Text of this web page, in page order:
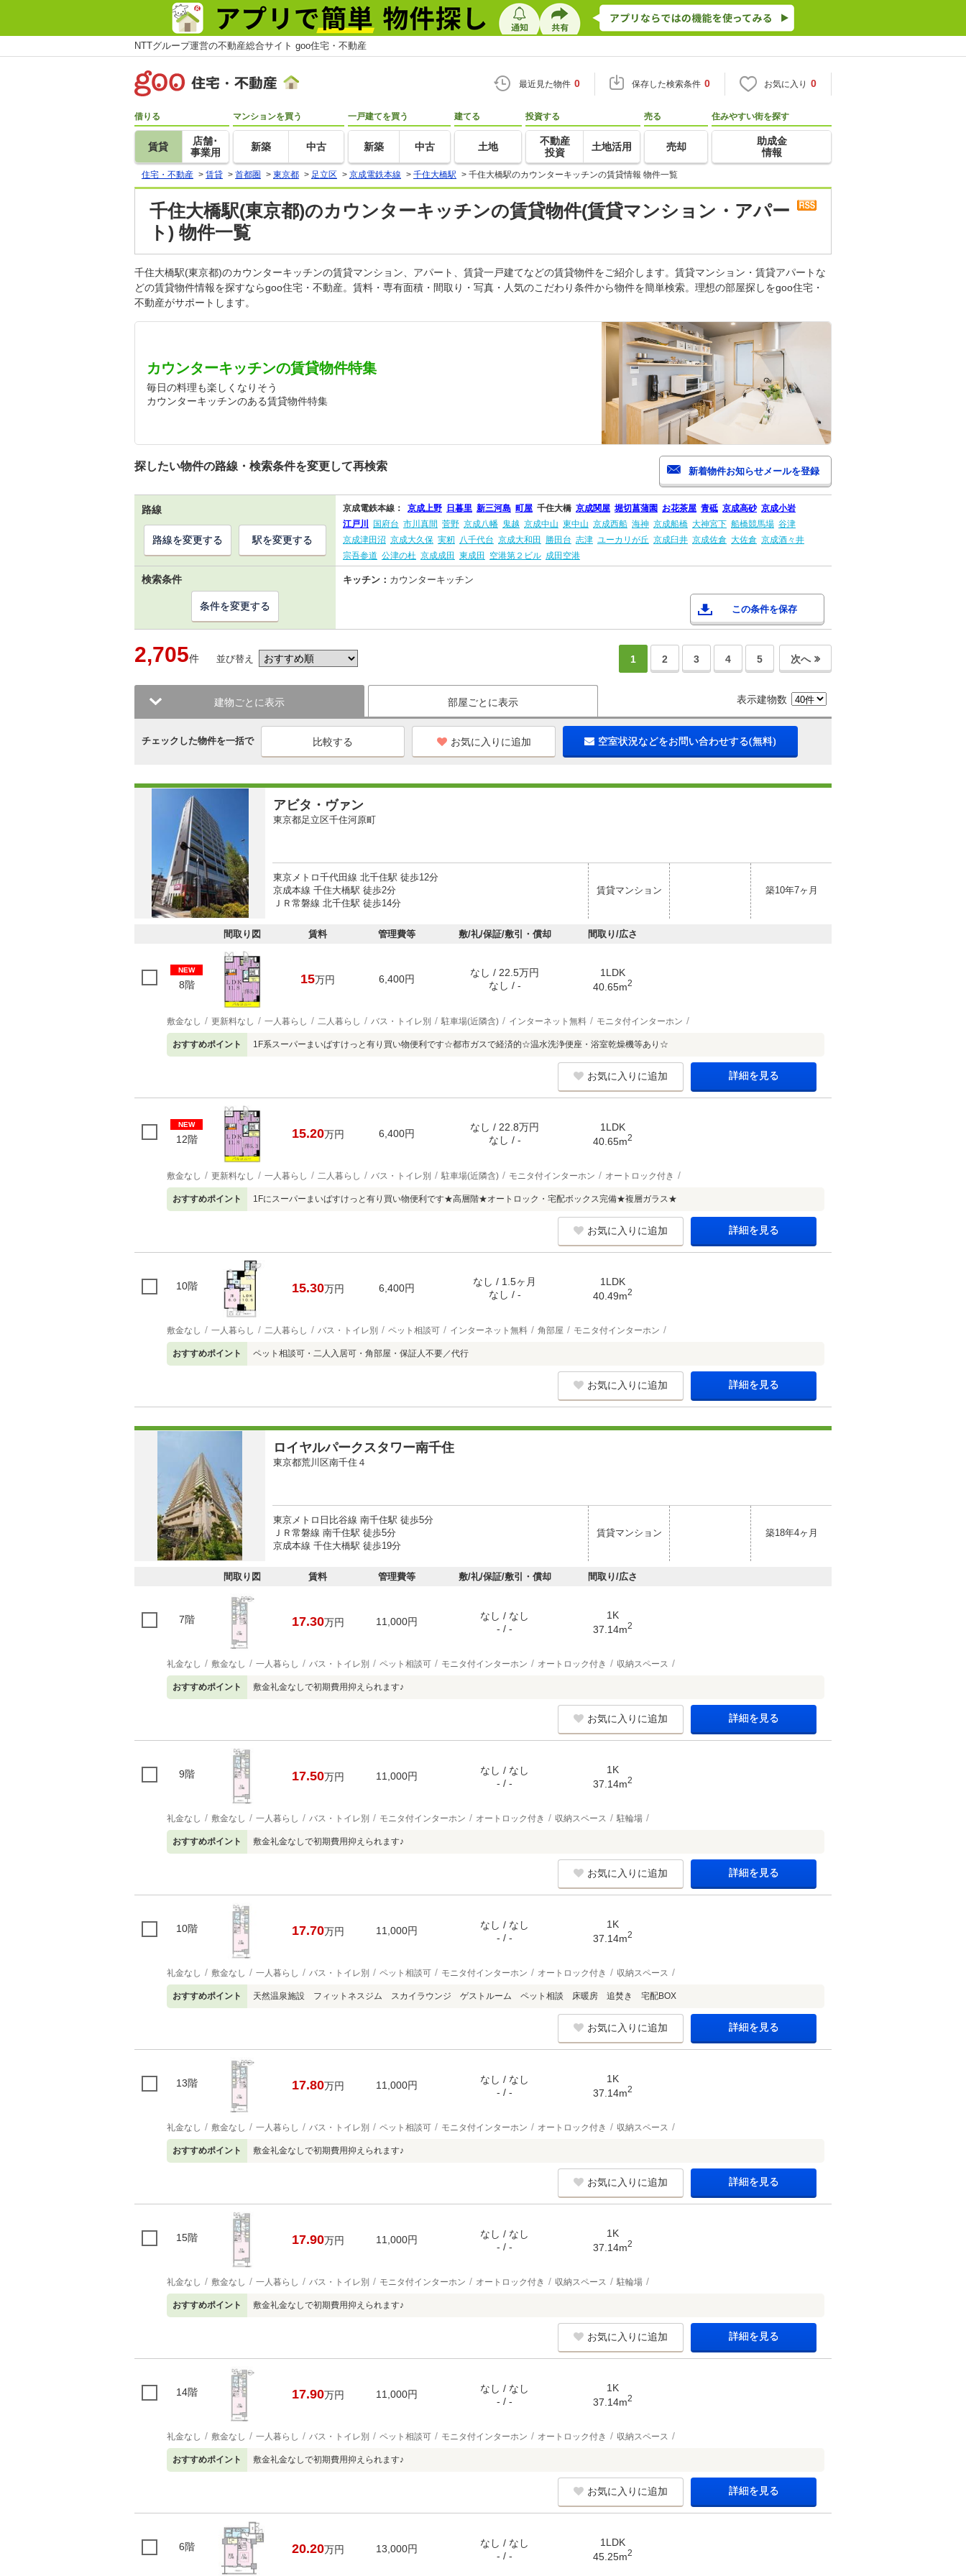
NTTグループ運営の不動産総合サイト goo住宅・不動産
最近見た物件 0 保存した検索条件 0 お気に入り 0
借りる
賃貸
店舗･
事業用
マンションを買う
新築 中古
一戸建てを買う
新築 中古
建てる
土地
投資する
不動産
投資
土地活用
売る
売却
住みやすい街を探す
助成金
情報
住宅・不動産 > 賃貸 > 首都圏 > 東京都 > 足立区 > 京成電鉄本線 > 千住大橋駅 > 千住大橋駅のカウンターキッチンの賃貸情報 物件一覧
千住大橋駅(東京都)のカウンターキッチンの賃貸物件(賃貸マンション・アパー
ト) 物件一覧
千住大橋駅(東京都)のカウンターキッチンの賃貸マンション、アパート、賃貸一戸建てなどの賃貸物件をご紹介します。賃貸マンション・賃貸アパートな
どの賃貸物件情報を探すならgoo住宅・不動産。賃料・専有面積・間取り・写真・人気のこだわり条件から物件を簡単検索。理想の部屋探しをgoo住宅・
不動産がサポートします。
カウンターキッチンの賃貸物件特集
毎日の料理も楽しくなりそう
カウンターキッチンのある賃貸物件特集
探したい物件の路線・検索条件を変更して再検索
路線 京成電鉄本線： 京成上野 日暮里 新三河島 町屋 千住大橋 京成関屋 堀切菖蒲園 お花茶屋 青砥 京成高砂 京成小岩
江戸川
国府台 市川真間 菅野 京成八幡 鬼越 京成中山 東中山 京成西船 海神 京成船橋 大神宮下 船橋競馬場 谷津
京成津田沼 京成大久保 実籾 八千代台 京成大和田 勝田台 志津 ユーカリが丘 京成臼井 京成佐倉 大佐倉 京成酒々井
宗吾参道 公津の杜 京成成田 東成田 空港第２ビル 成田空港
路線を変更する 駅を変更する
検索条件 キッチン： カウンターキッチン
この条件を保存
条件を変更する
2,705件 並び替え 1 2 3 4 5 次へ
建物ごとに表示 部屋ごとに表示 表示建物数
チェックした物件を一括で お気に入りに追加 空室状況などをお問い合わせする(無料)
アビタ・ヴァン
東京都足立区千住河原町
東京メトロ千代田線 北千住駅 徒歩12分
京成本線 千住大橋駅 徒歩2分
ＪＲ常磐線 北千住駅 徒歩14分
賃貸マンション 築10年7ヶ月
間取り図 賃料 管理費等 敷/礼/保証/敷引・償却 間取り/広さ
NEW
8階 15万円 6,400円
なし / 22.5万円
なし / -
1LDK
40.65m2
敷金なし 更新料なし 一人暮らし 二人暮らし バス・トイレ別 駐車場(近隣含) インターネット無料 モニタ付インターホン
おすすめポイント 1F系スーパーまいばすけっと有り買い物便利です☆都市ガスで経済的☆温水洗浄便座・浴室乾燥機等あり☆
お気に入りに追加 詳細を見る
NEW
12階 15.20万円 6,400円
なし / 22.8万円
なし / -
1LDK
40.65m2
敷金なし 更新料なし 一人暮らし 二人暮らし バス・トイレ別 駐車場(近隣含) モニタ付インターホン オートロック付き
おすすめポイント 1Fにスーパーまいばすけっと有り買い物便利です★高層階★オートロック・宅配ボックス完備★複層ガラス★
お気に入りに追加 詳細を見る
10階 15.30万円 6,400円
なし / 1.5ヶ月
なし / -
1LDK
40.49m2
敷金なし 一人暮らし 二人暮らし バス・トイレ別 ペット相談可 インターネット無料 角部屋 モニタ付インターホン
おすすめポイント ペット相談可・二人入居可・角部屋・保証人不要／代行
お気に入りに追加 詳細を見る
ロイヤルパークスタワー南千住
東京都荒川区南千住４
東京メトロ日比谷線 南千住駅 徒歩5分
ＪＲ常磐線 南千住駅 徒歩5分
京成本線 千住大橋駅 徒歩19分
賃貸マンション 築18年4ヶ月
間取り図 賃料 管理費等 敷/礼/保証/敷引・償却 間取り/広さ
7階 17.30万円 11,000円
なし / なし
- / -
1K
37.14m2
礼金なし 敷金なし 一人暮らし バス・トイレ別 ペット相談可 モニタ付インターホン オートロック付き 収納スペース
おすすめポイント 敷金礼金なしで初期費用抑えられます♪
お気に入りに追加 詳細を見る
9階 17.50万円 11,000円
なし / なし
- / -
1K
37.14m2
礼金なし 敷金なし 一人暮らし バス・トイレ別 モニタ付インターホン オートロック付き 収納スペース 駐輪場
おすすめポイント 敷金礼金なしで初期費用抑えられます♪
お気に入りに追加 詳細を見る
10階 17.70万円 11,000円
なし / なし
- / -
1K
37.14m2
礼金なし 敷金なし 一人暮らし バス・トイレ別 ペット相談可 モニタ付インターホン オートロック付き 収納スペース
おすすめポイント 天然温泉施設 フィットネスジム スカイラウンジ ゲストルーム ペット相談 床暖房 追焚き 宅配BOX
お気に入りに追加 詳細を見る
13階 17.80万円 11,000円
なし / なし
- / -
1K
37.14m2
礼金なし 敷金なし 一人暮らし バス・トイレ別 ペット相談可 モニタ付インターホン オートロック付き 収納スペース
おすすめポイント 敷金礼金なしで初期費用抑えられます♪
お気に入りに追加 詳細を見る
15階 17.90万円 11,000円
なし / なし
- / -
1K
37.14m2
礼金なし 敷金なし 一人暮らし バス・トイレ別 モニタ付インターホン オートロック付き 収納スペース 駐輪場
おすすめポイント 敷金礼金なしで初期費用抑えられます♪
お気に入りに追加 詳細を見る
14階 17.90万円 11,000円
なし / なし
- / -
1K
37.14m2
礼金なし 敷金なし 一人暮らし バス・トイレ別 ペット相談可 モニタ付インターホン オートロック付き 収納スペース
おすすめポイント 敷金礼金なしで初期費用抑えられます♪
お気に入りに追加 詳細を見る
6階 20.20万円 13,000円
なし / なし
- / -
1LDK
45.25m2